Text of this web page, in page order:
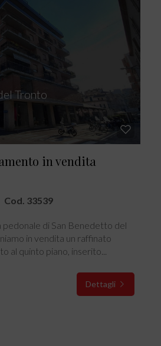
Tronto
in vendita
Cod. 33539
pedonale di San Benedetto del
in vendita un raffinato
al quinto piano, inserito...
Dettagli